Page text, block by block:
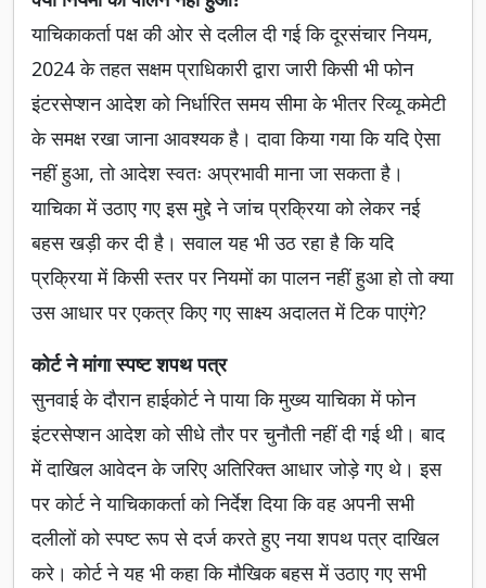
याचिकाकर्ता पक्ष की ओर से दलील दी गई कि दूरसंचार नियम,
2024 के तहत सक्षम प्राधिकारी द्वारा जारी किसी भी फोन
इंटरसेप्शन आदेश को निर्धारित समय सीमा के भीतर रिव्यू कमेटी
के समक्ष रखा जाना आवश्यक है। दावा किया गया कि यदि ऐसा
नहीं हुआ, तो आदेश स्वतः अप्रभावी माना जा सकता है।
याचिका में उठाए गए इस मुद्दे ने जांच प्रक्रिया को लेकर नई
बहस खड़ी कर दी है। सवाल यह भी उठ रहा है कि यदि
प्रक्रिया में किसी स्तर पर नियमों का पालन नहीं हुआ हो तो क्या
उस आधार पर एकत्र किए गए साक्ष्य अदालत में टिक पाएंगे?
कोर्ट ने मांगा स्पष्ट शपथ पत्र
सुनवाई के दौरान हाईकोर्ट ने पाया कि मुख्य याचिका में फोन
इंटरसेप्शन आदेश को सीधे तौर पर चुनौती नहीं दी गई थी। बाद
में दाखिल आवेदन के जरिए अतिरिक्त आधार जोड़े गए थे। इस
पर कोर्ट ने याचिकाकर्ता को निर्देश दिया कि वह अपनी सभी
दलीलों को स्पष्ट रूप से दर्ज करते हुए नया शपथ पत्र दाखिल
करे। कोर्ट ने यह भी कहा कि मौखिक बहस में उठाए गए सभी